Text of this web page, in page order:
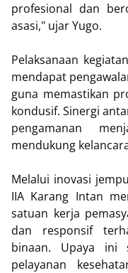
profesional dan
asasi," ujar Yugo.
Pelaksanaan
mendapat
guna memastikan
kondusif. Sinergi
pengamanan
mendukung
Melalui inovasi
IIA Karang Intan
satuan kerja
dan responsif
binaan. Upaya ini
pelayanan